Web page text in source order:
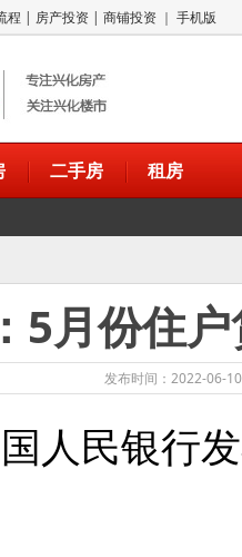
程 | 房产投资 | 商铺投资 ｜ 手机版
二手房 租房
5月份住
发布时间：2022-06-
人民银行